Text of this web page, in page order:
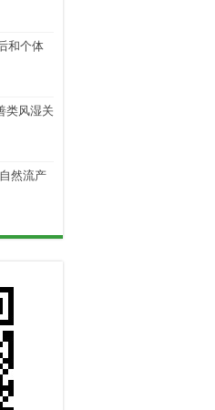
和个体
类风湿关
然流产